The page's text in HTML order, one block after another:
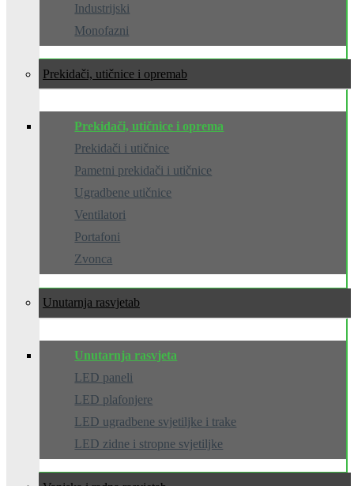
Industrijski
Monofazni
Prekidači, utičnice i oprema
Prekidači, utičnice i oprema
Prekidači i utičnice
Pametni prekidači i utičnice
Ugradbene utičnice
Ventilatori
Portafoni
Zvonca
Unutarnja rasvjeta
Unutarnja rasvjeta
LED paneli
LED plafonjere
LED ugradbene svjetiljke i trake
LED zidne i stropne svjetiljke